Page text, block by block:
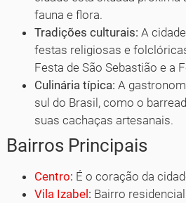
fauna e flora.
Tradições culturais: A
festas religiosas e
Festa de São Sebastião e a
Culinária típica: A
sul do Brasil, como o
suas cachaças artesanais.
Bairros Principais
Centro: É o coração da
Vila Izabel: Bairro